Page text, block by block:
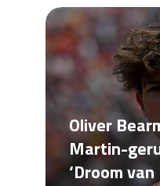
Oliver
Martin-
‘Droom